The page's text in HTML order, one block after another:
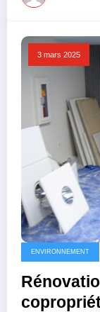
3 mars 2025
ENVIRONNEMENT